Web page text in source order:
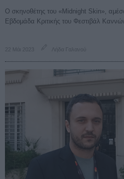
Ο σκηνοθέτης του «Midnight Skin»,
Εβδομάδα Κριτικής του Φεστιβάλ
22 Μάι 2023 Λήδα Γαλανού